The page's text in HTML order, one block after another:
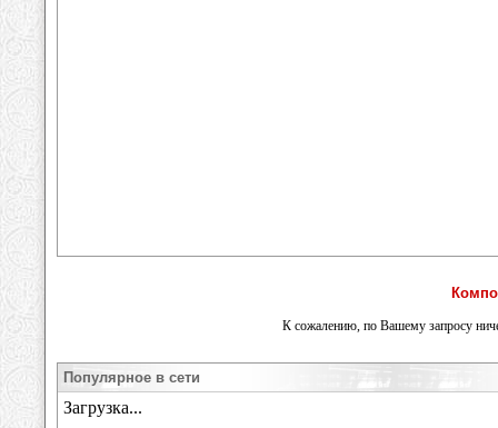
К сожалению, по Вашему запросу
Популярное в сети